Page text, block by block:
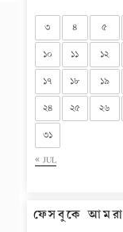
« JUL
৩
৪ ৫
১০
১১ ১২
১৭
১৮ ১৯
২৪
২৫ ২৬
৩১
ফেসবুকে আমরা